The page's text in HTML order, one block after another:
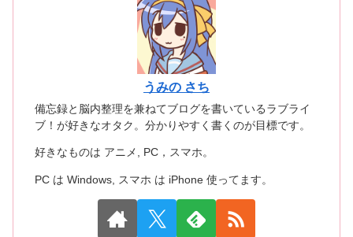
うみの さち
備忘録と脳内整理を兼ねてブログを書いているラブライ
ブ！が好きなオタク。分かりやすく書くのが目標です。
好きなものは アニメ, PC，スマホ。
PC は Windows, スマホ は iPhone 使ってます。